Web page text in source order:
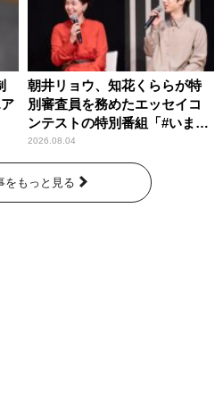
朝井リョウ、知花くららが特
別審査員を務めたエッセイコ
ンテストの特別番組「#いまあ
なたに伝えたいこと」
2026.08.04
をもっと見る